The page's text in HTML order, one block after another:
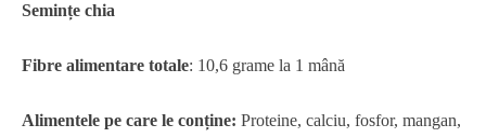
Semințe chia
Fibre alimentare totale: 10,6 grame la 1 mână
Alimentele pe care le conține: Proteine, calciu, fosfor, mangan,